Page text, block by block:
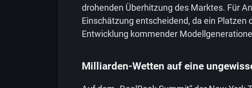
drohenden Überhitzung des Marktes. Für
Einschätzung entscheidend, da ein Platzen
Entwicklung kommender
Milliarden-Wetten auf eine